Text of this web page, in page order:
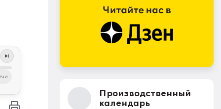
Производственный
календарь